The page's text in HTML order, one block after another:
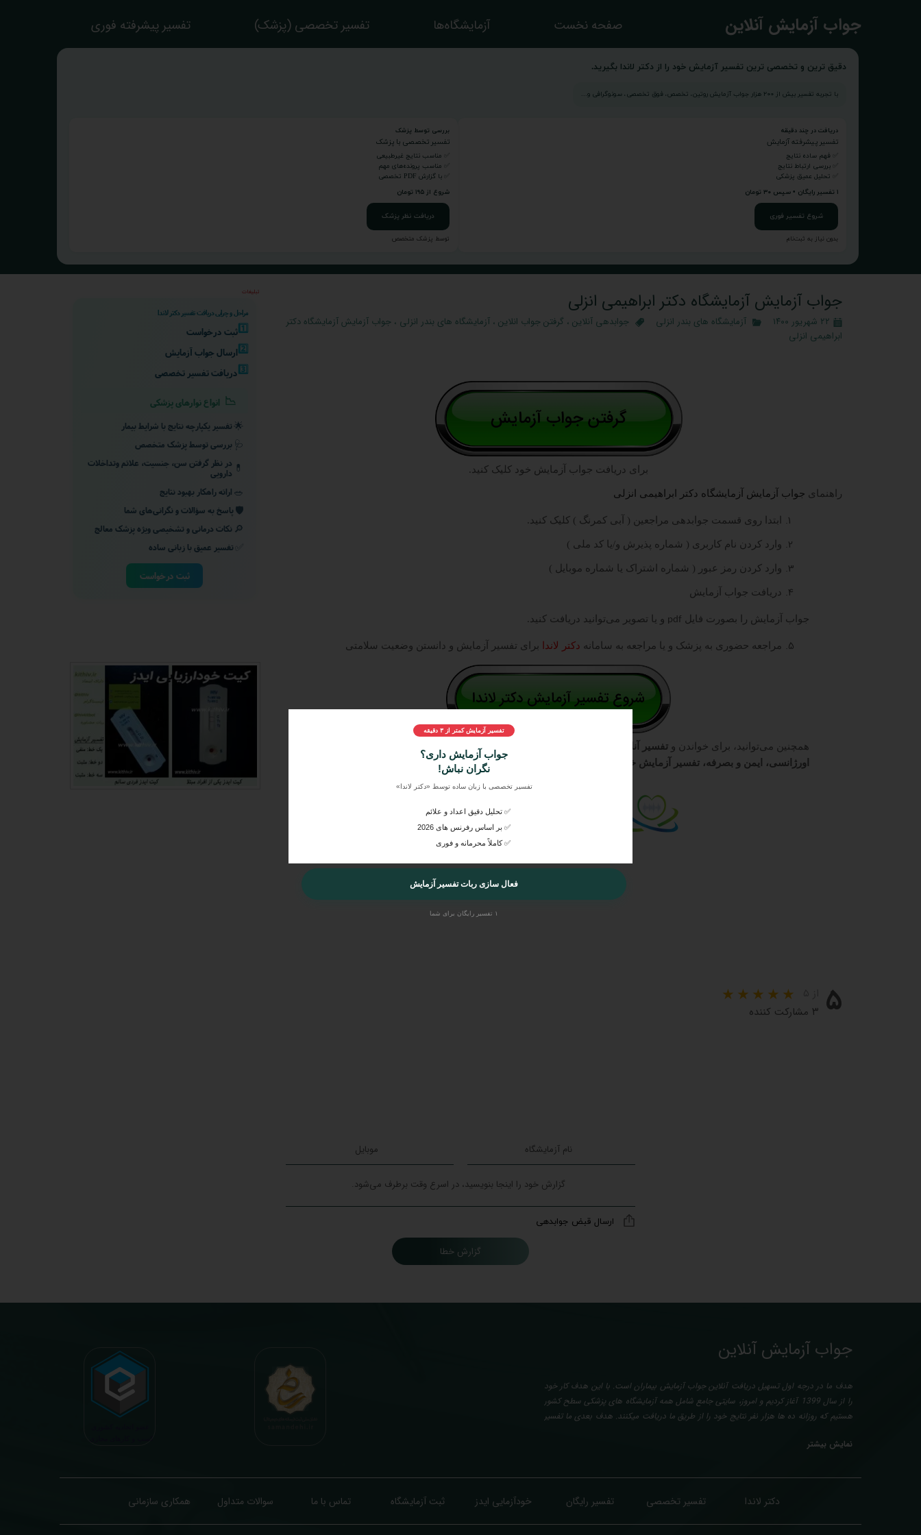
​جواب آزمایش آنلاین صفحه نخست آزمایشگاه‌ها تفسیر تخصصی (پزشک) تفسیر پیشرفته فوری
دقیق ترین و تخصصی ترین تفسیر آزمایش خود را از دکتر لاندا بگیرید.
با تجربه تفسیر بیش از ۲۰۰ هزار جواب آزمایش روتین، تخصص، فوق تخصصی، سونوگرافی و...
دریافت در چند دقیقه
تفسیر پیشرفته آزمایش
✅ فهم ساده نتایج
✅ بررسی ارتباط نتایج
✅ تحلیل عمیق پزشکی
۱ تفسیر رایگان • سپس ۳۰ تومان
شروع تفسیر فوری
بدون نیاز به ثبت‌نام
بررسی توسط پزشک
تفسیر تخصصی با پزشک
✅ مناسب نتایج غیرطبیعی
✅ مناسب پرونده‌های مهم
✅ با گزارش PDF تخصصی
شروع از ۱۹۵ تومان
دریافت نظر پزشک
توسط پزشک متخصص
جواب آزمایش آزمایشگاه دکتر ابراهیمی انزلی
۲۲ شهریور ۱۴۰۰ آزمایشگاه های بندر انزلی جوابدهی آنلاین ، گرفتن جواب انلاین ،آزمایشگاه های بندر انزلی ،جواب آزمایش آزمایشگاه دکتر
ابراهیمی انزلی
برای دریافت جواب آزمایش خود کلیک کنید.
راهنمای جواب آزمایش آزمایشگاه دکتر ابراهیمی انزلی
ابتدا روی قسمت جوابدهی مراجعین ( آبی کمرنگ ) کلیک کنید.
وارد کردن نام کاربری ( شماره پذیرش و/یا کد ملی )
وارد کردن رمز عبور ( شماره اشتراک یا شماره موبایل )
دریافت جواب آزمایش
جواب آزمایش را بصورت فایل pdf و یا تصویر می‌توانید دریافت کنید.
مراجعه حضوری به پزشک و یا مراجعه به سامانه دکتر لاندا برای تفسیر آزمایش و دانستن وضعیت سلامتی
همچنین می‌توانید، برای خواندن وتفسیر آنلاین جواب آزمایش خود، آن‌ها را به راحتی در
اورژانسی، ایمن و بصرفه، تفسیر آزمایش خود
و راهنمایی‌های مربوط به آن را از پزشکان متخصص و عمومی بشنوید.
۵ ۳ مشارکت کننده
تبلیغات
مراحل و چرایی دریافت تفسیر دکتر لاندا
1️⃣ثبت درخواست
2️⃣ارسال جواب آزمایش
3️⃣دریافت تفسیر تخصصی
📉 انواع نوارهای پزشکی
🌟 تفسیر یکپارچه نتایج با شرایط بیمار
🩺 بررسی توسط پزشک متخصص
💊 در نظر گرفتن سن، جنسیت، علائم وتداخلات
دارویی
🥗 ارائه راهکار بهبود نتایج
🛡️ پاسخ به سؤالات و نگرانی‌های شما
🔎 نکات درمانی و تشخیصی ویژه پزشک معالج
تفسیر عمیق با زبانی ساده
ثبت درخواست
گزارش خطا
ارسال قبض جوابدهی
جواب آزمایش آنلاین
هدف ما در درجه اول تسهیل دریافت آنلاین جواب آزمایش بیماران است. با این هدف کار خود
را از سال 1399 آغاز کردیم و امروز، سایتی جامع شامل همه آزمایشگاه های پزشکی سطح کشور
هستیم که روزانه ده ها هزار نفر نتایج خود را از طریق ما دریافت میکنند. هدف بعدی ما تفسیر
پزشک متخصص) میباشد. رسالت ما در تفسیر، استخراج حداکثر اطلاعات ممکن از نتایج آزمایش
طبق آخرین رفرنس های معتبر پزشکی میباشد. این رسالت، باعث تسریع در روند تشخیص و
انجام آزمایش (با دریافت اطلاعاتی دقیقتر، کاربردی، قابل فهم و شخصی سازی شده) میگردد. تا
درنهایت به جامعه ای سالم تر برای تبدیل شدن به کشوری پیشرفته (دیر و زود داره سوخت و
نمایش بیشتر
دکتر لاندا تفسیر تخصصی تفسیر رایگان خودآزمایی ایدز ثبت آزمایشگاه تماس با ما سوالات متداول همکاری سازمانی
تفسیر آزمایش کمتر از ۳ دقیقه
جواب آزمایش داری؟
نگران نباش!
تفسیر تخصصی با زبان ساده توسط «دکتر لاندا»
✅ تحلیل دقیق اعداد و علائم
✅ بر اساس رفرنس های 2026
✅ کاملاً محرمانه و فوری
فعال سازی ربات تفسیر آزمایش
۱ تفسیر رایگان برای شما